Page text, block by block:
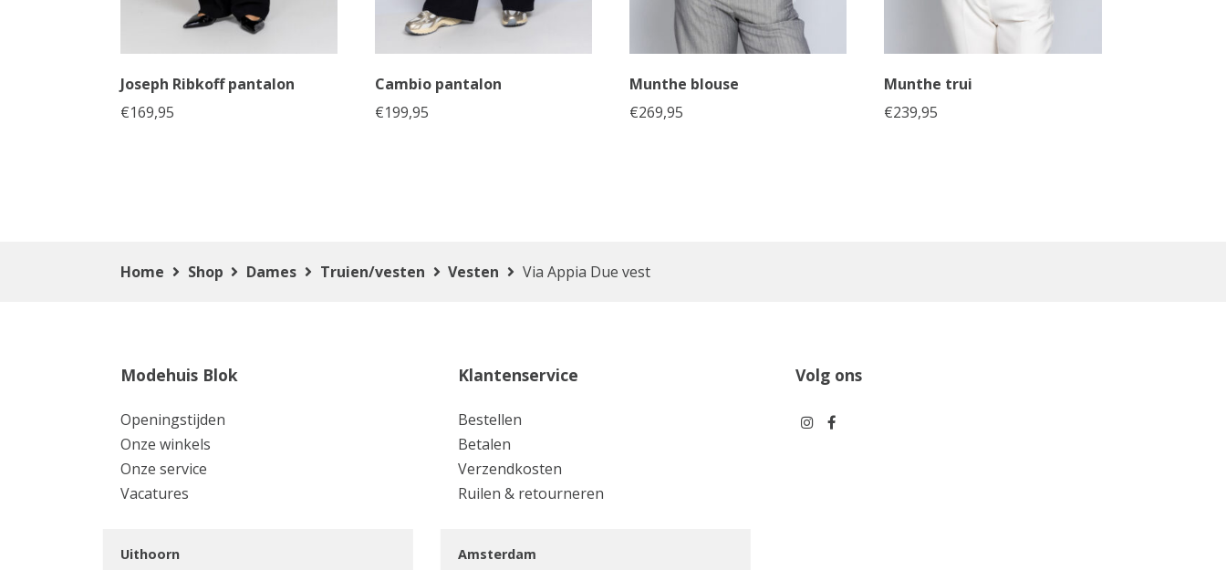
Joseph Ribkoff pantalon
€169,95
Cambio pantalon
€199,95
Munthe blouse
€269,95
Munthe trui
€239,95
Home Shop Dames Truien/vesten Vesten Via Appia Due vest
Modehuis Blok
Openingstijden
Onze winkels
Onze service
Vacatures
Klantenservice
Bestellen
Betalen
Verzendkosten
Ruilen & retourneren
Volg ons
Uithoorn Amsterdam